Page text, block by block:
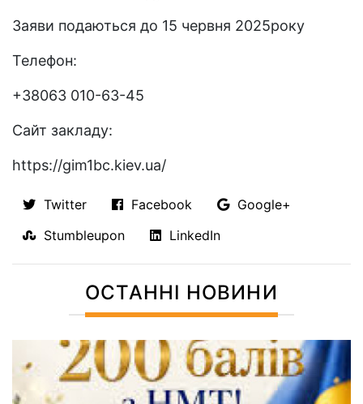
Заяви подаються до 15 червня 2025року
Телефон:
+38063 010-63-45
Сайт закладу:
https://gim1bc.kiev.ua/
Twitter Facebook
Google+
Stumbleupon
LinkedIn
ОСТАННІ НОВИНИ